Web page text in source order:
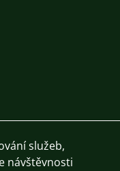
služeb,
návštěvnosti